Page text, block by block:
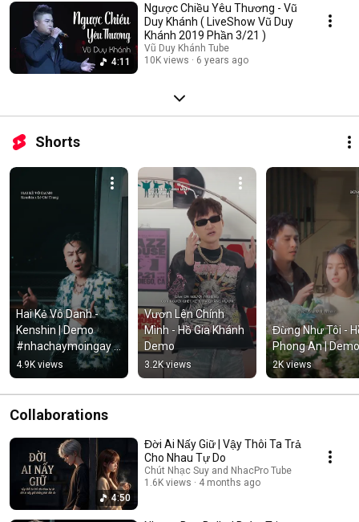
4:11
Ngược Chiều Yêu Thương - Vũ
Duy Khánh ( LiveShow Vũ Duy
Khánh 2019 Phần 3/21 )
Vũ Duy Khánh Tube
10K views
6 years ago
Shorts
Hai Kẻ Vô Danh -
Kenshin | Demo
#nhachaymoingay
#tamtrang
4.9K views
Vươn Lên Chính
Mình - Hồ Gia Khánh
Demo
3.2K views
Đừng Như Tôi -
Phong An | Demo
2K views
Collaborations
4:50
Đời Ai Nấy Giữ | Vậy Thôi Ta Trả
Cho Nhau Tự Do
Chút Nhạc Suy and NhacPro Tube
1.6K views
4 months ago